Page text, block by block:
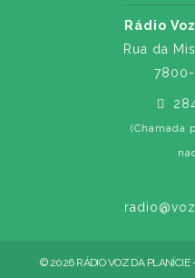
Rádio
Rua da
(Chamada
© 2026 RÁDIO VOZ DA PLANÍCIE